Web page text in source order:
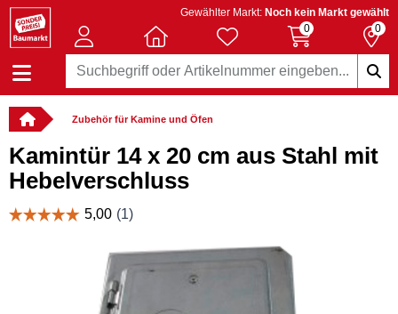
Gewählter Markt: Noch kein Markt gewählt
0
0
Zubehör für Kamine und Öfen
Kamintür 14 x 20 cm aus Stahl mit
Hebelverschluss